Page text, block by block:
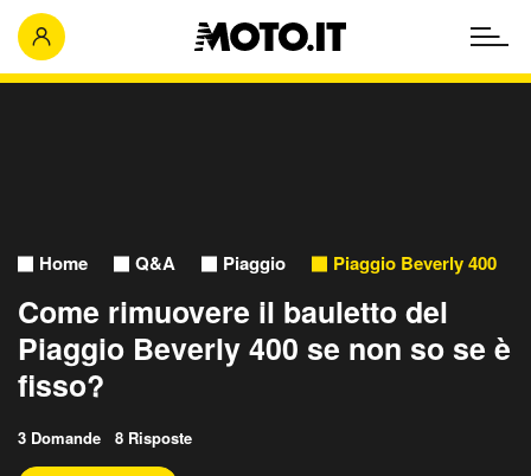
Home Q&A Piaggio Piaggio Beverly 400
Come rimuovere il bauletto del
Piaggio Beverly 400 se non so se è
fisso?
3 Domande 8 Risposte